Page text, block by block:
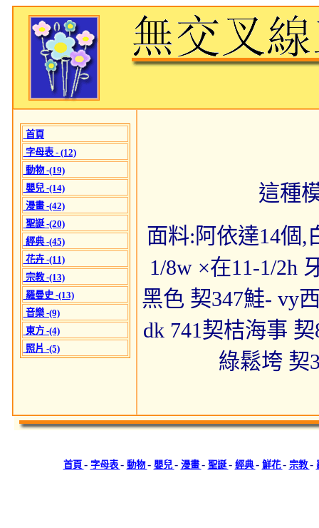
首頁
字母表 - (12)
動物 -(19)
嬰兒 -(14)
漫畫 -(42)
聖誕 -(20)
經典 -(45)
花卉 -(11)
宗教 -(13)
羅曼史 -(13)
音樂 -(9)
東方 -(4)
照片 -(5)
這種
面料:阿依達14個,
1/8w ×在11-1/2h
黑色 契347鮭- vy
dk 741契桔海事
綠鬆垮 契
首頁 - 字母表 - 動物- 嬰兒- 漫畫- 聖誕- 經典- 鮮花- 宗教-